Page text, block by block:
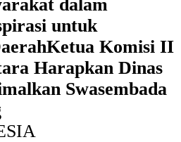
dalam
untuk
Ketua Komisi II
Harapkan Dinas
Swasembada